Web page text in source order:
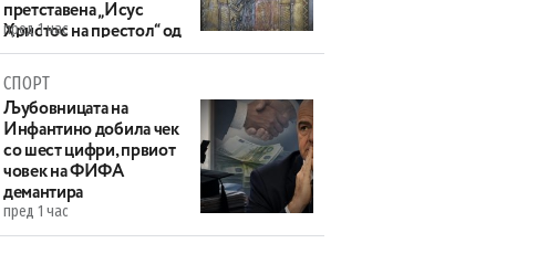
претставена „Исус
Христос на престол“ од
XIV век
пред 1 час
СПОРТ
Љубовницата на
Инфантино добила чек
со шест цифри, првиот
човек на ФИФА
демантира
пред 1 час